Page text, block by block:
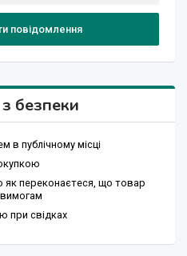
повідомлення
безпеки
в публічному місці
як переконаєтеся, що товар
при свідках